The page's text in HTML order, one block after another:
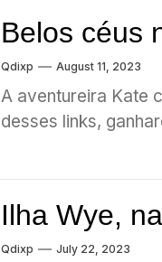
Belos céus
Qdixp August 11, 2023
A aventureira Kate
desses links,
Ilha Wye,
Qdixp July 22, 2023